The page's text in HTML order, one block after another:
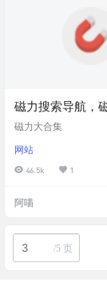
磁力搜索导航，
搜索引擎合集
磁力大合集
网站
46.5k 1
阿喵
/5 页